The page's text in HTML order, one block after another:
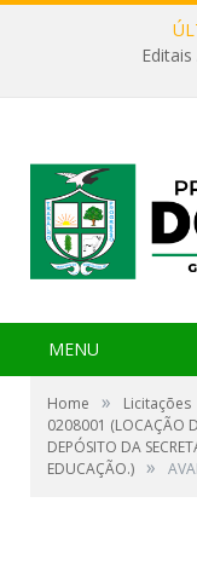
MENU
Home » Licitações
0208001 (LOCAÇÃO
DEPÓSITO DA
EDUCAÇÃO.) »